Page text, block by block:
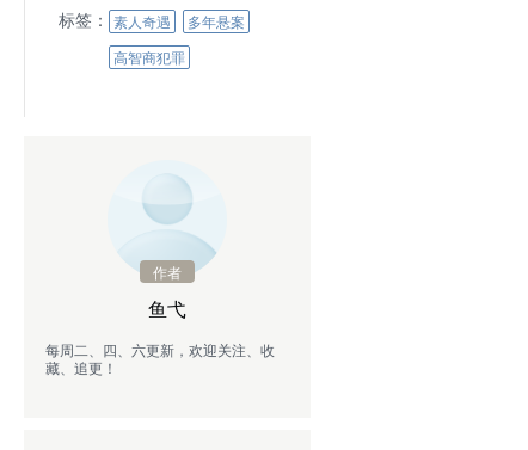
标签： 素人奇遇
多年悬案
高智商犯罪
作者
鱼弋
每周二、四、六更新，欢迎关注、收
藏、追更！